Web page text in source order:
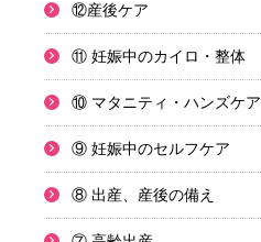
⑫産後ケア
⑪ 妊娠中のカイロ・整体
⑩ マタニティ・ハンズケア
⑨ 妊娠中のセルフケア
⑧ 出産、産後の備え